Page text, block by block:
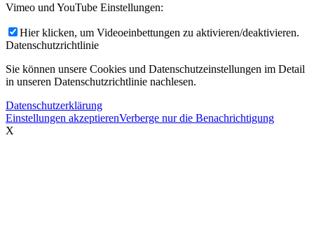
Vimeo und YouTube Einstellungen:
Hier klicken, um Videoeinbettungen zu aktivieren/deaktivieren.
Datenschutzrichtlinie
Sie können unsere Cookies und Datenschutzeinstellungen im Detail
in unseren Datenschutzrichtlinie nachlesen.
Datenschutzerklärung
Einstellungen akzeptierenVerberge nur die Benachrichtigung
X